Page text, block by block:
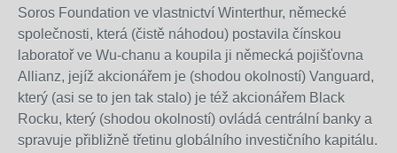
Soros Foundation ve vlastnictví Winterthur, německé
společnosti, která (čistě náhodou) postavila čínskou
laboratoř ve Wu-chanu a koupila ji německá pojišťovna
Allianz, jejíž akcionářem je (shodou okolností) Vanguard,
který (asi se to jen tak stalo) je též akcionářem Black
Rocku, který (shodou okolností) ovládá centrální banky a
spravuje přibližně třetinu globálního investičního kapitálu.